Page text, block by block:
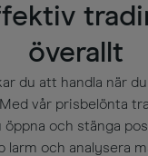
överallt
du att handla när
vår prisbelönta
öppna och stänga
larm och analysera